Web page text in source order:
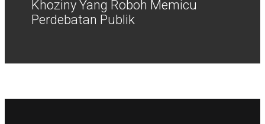
Khoziny Yang Roboh Memicu
Perdebatan Publik